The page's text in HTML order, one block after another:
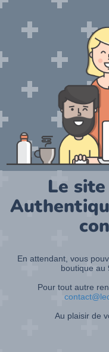
Le
En attendant, vous
boutique au
Pour tout autre
Au plaisir de